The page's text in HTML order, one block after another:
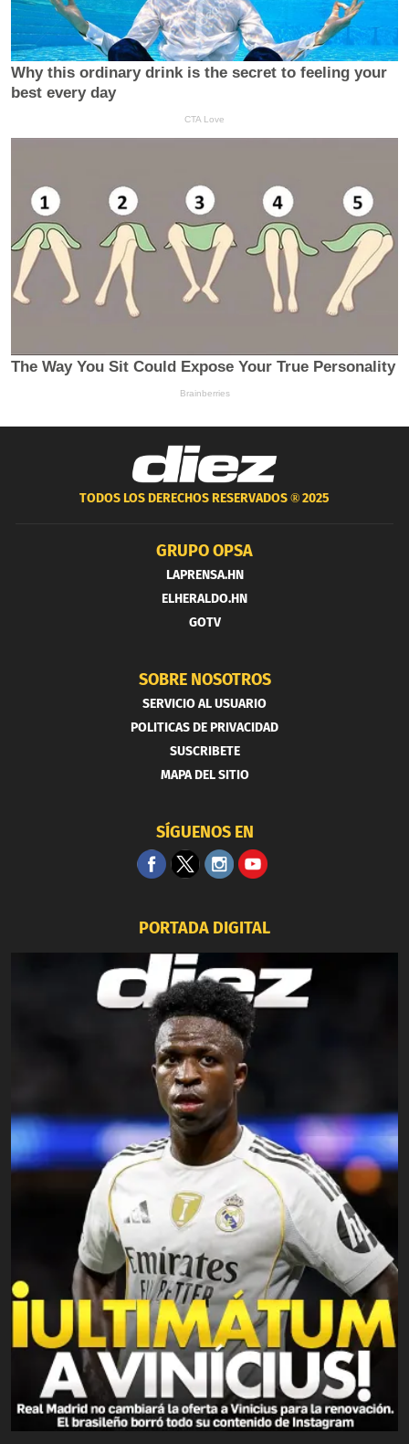
TODOS LOS DERECHOS RESERVADOS ®2025
GRUPO OPSA
LAPRENSA.HN
ELHERALDO.HN
GOTV
SOBRE NOSOTROS
SERVICIO AL USUARIO
POLITICAS DE PRIVACIDAD
SUSCRIBETE
MAPA DEL SITIO
SÍGUENOS EN
PORTADA DIGITAL